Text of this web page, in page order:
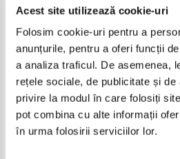
Acest site utilizează cookie-uri
Folosim cookie-uri pentru a
anunțurile, pentru a oferi funcții
a analiza traficul. De asemenea,
rețele sociale, de publicitate și
privire la modul în care folosiți
pot combina cu alte informații
în urma folosirii serviciilor lor.
Vasile Bogdan - Miracolul
Timisoara
Pret:32,00Lei 19,20 Lei
Adaugă în coș